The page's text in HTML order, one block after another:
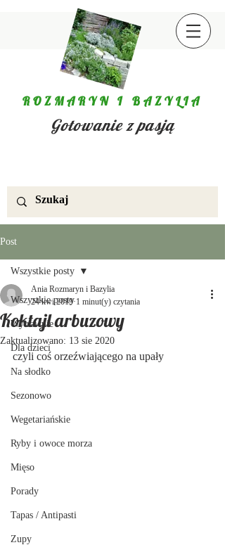
ROZMARYN I BAZYLIA
Gotowanie z pasją
Post
Wszystkie posty
Wytrawnie
Dla dzieci
Na słodko
Sezonowo
Wegetariańskie
Ryby i owoce morza
Mięso
Porady
Tapas / Antipasti
Zupy
Wszystkie posty
Koktajl arbuzowy
Ania Rozmaryn i Bazylia
24 kwi 2019 1 minut(y) czytania
Zaktualizowano: 13 sie 2020
czyli coś orzeźwiającego na upały